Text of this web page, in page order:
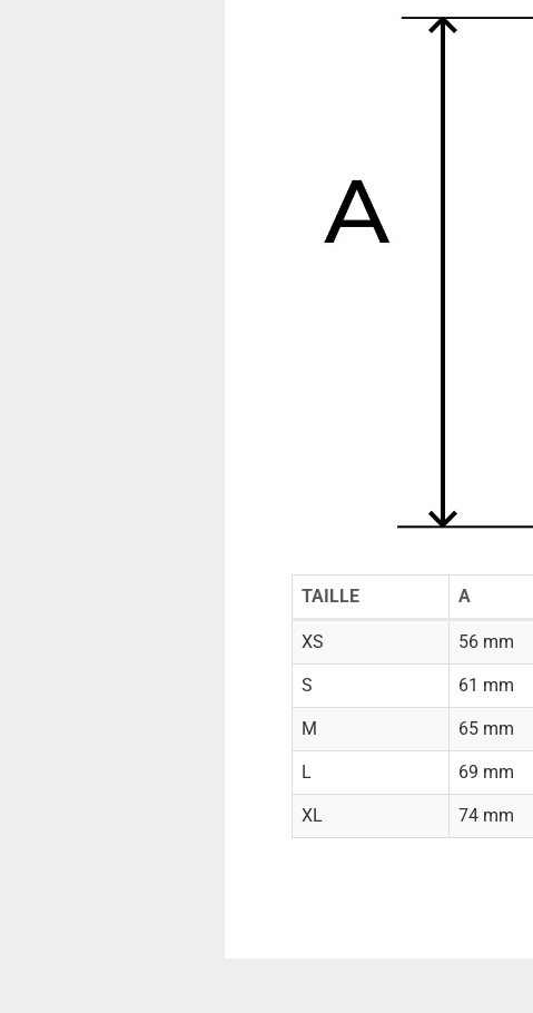
TAILLE A
XS 56 mm
S 61 mm
M 65 mm
L 69 mm
XL 74 mm